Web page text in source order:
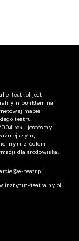
e-teatr.pl jest
punktem na
mapie
teatru.
roku jesteśmy
źródłem
dla środowiska.
teatr.pl
teatralny.pl